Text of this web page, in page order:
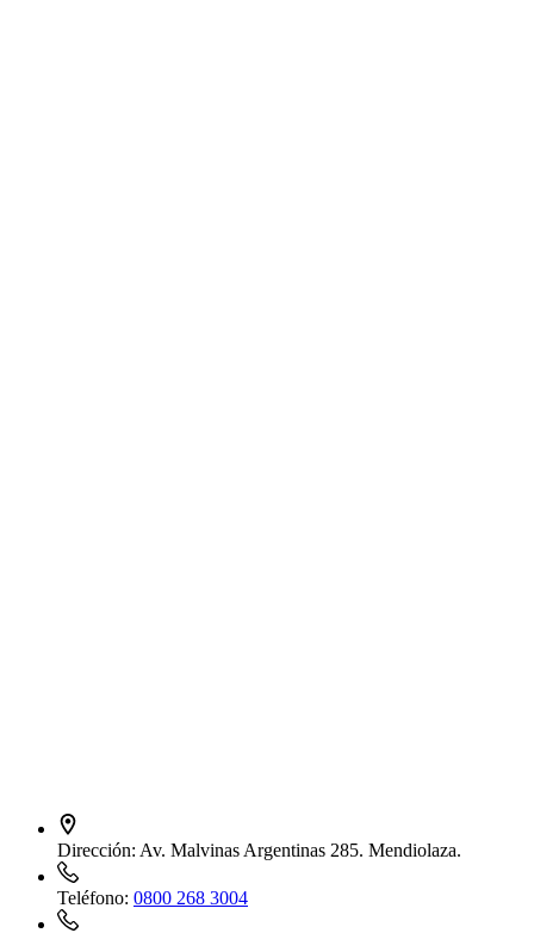
Dirección: Av. Malvinas Argentinas 285. Mendiolaza.
Teléfono: 0800 268 3004